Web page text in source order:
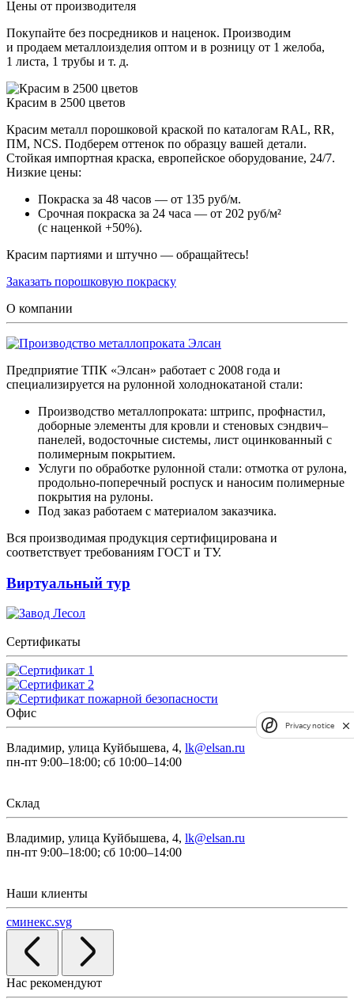
Цены от производителя
Покупайте без посредников и наценок. Производим
и продаем металлоизделия оптом и в розницу от 1 желоба,
1 листа, 1 трубы и т. д.
Красим в 2500 цветов
Красим металл порошковой краской по каталогам RAL, RR,
ПМ, NCS. Подберем оттенок по образцу вашей детали.
Стойкая импортная краска, европейское оборудование, 24/7.
Низкие цены:
Покраска за 48 часов — от 135 руб/м.
Срочная покраска за 24 часа — от 202 руб/м²
(с наценкой +50%).
Красим партиями и штучно — обращайтесь!
Заказать порошковую покраску
О компании
Предприятие ТПК «Элсан» работает с 2008 года и
специализируется на рулонной холоднокатаной стали:
Производство металлопроката: штрипс, профнастил,
доборные элементы для кровли и стеновых сэндвич–
панелей, водосточные системы, лист оцинкованный с
полимерным покрытием.
Услуги по обработке рулонной стали: отмотка от рулона,
продольно-поперечный роспуск и наносим полимерные
покрытия на рулоны.
Под заказ работаем с материалом заказчика.
Вся производимая продукция сертифицирована и
соответствует требованиям ГОСТ и ТУ.
Виртуальный тур
Сертификаты
Офис
Владимир, улица Куйбышева, 4, lk@elsan.ru
пн-пт 9:00–18:00; сб 10:00–14:00
Склад
Владимир, улица Куйбышева, 4, lk@elsan.ru
пн-пт 9:00–18:00; сб 10:00–14:00
Наши клиенты
сминекс.svg
Нас рекомендуют
Privacy notice